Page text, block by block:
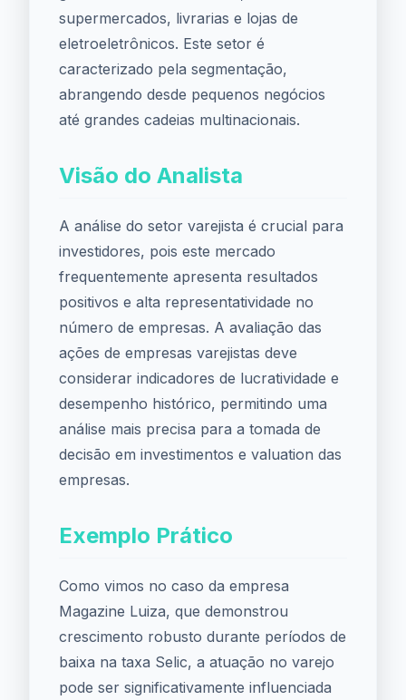
supermercados, livrarias e lojas de
eletroeletrônicos. Este setor é
caracterizado pela segmentação,
abrangendo desde pequenos negócios
até grandes cadeias multinacionais.
Visão do Analista
A análise do setor varejista é crucial para
investidores, pois este mercado
frequentemente apresenta resultados
positivos e alta representatividade no
número de empresas. A avaliação das
ações de empresas varejistas deve
considerar indicadores de lucratividade e
desempenho histórico, permitindo uma
análise mais precisa para a tomada de
decisão em investimentos e valuation das
empresas.
Exemplo Prático
Como vimos no caso da empresa
Magazine Luiza, que demonstrou
crescimento robusto durante períodos de
baixa na taxa Selic, a atuação no varejo
pode ser significativamente influenciada